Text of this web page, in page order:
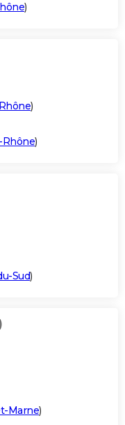
)
)
Rhône)
Sud)
Marne)